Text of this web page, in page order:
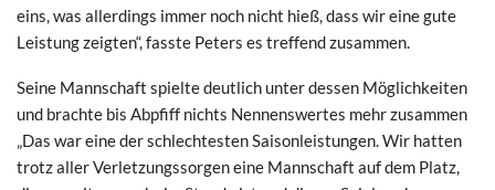
eins, was allerdings immer noch nicht hieß, dass wir eine gute
Leistung zeigten“, fasste Peters es treffend zusammen.
Seine Mannschaft spielte deutlich unter dessen Möglichkeiten
und brachte bis Abpfiff nichts Nennenswertes mehr zusammen
„Das war eine der schlechtesten Saisonleistungen. Wir hatten
trotz aller Verletzungssorgen eine Mannschaft auf dem Platz,